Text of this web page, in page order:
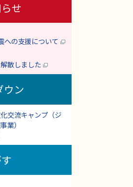
せ
への支援について
散しました
ウン
交流キャンプ（ジ
業）